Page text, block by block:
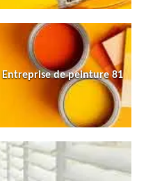
Entreprise de peinture 81